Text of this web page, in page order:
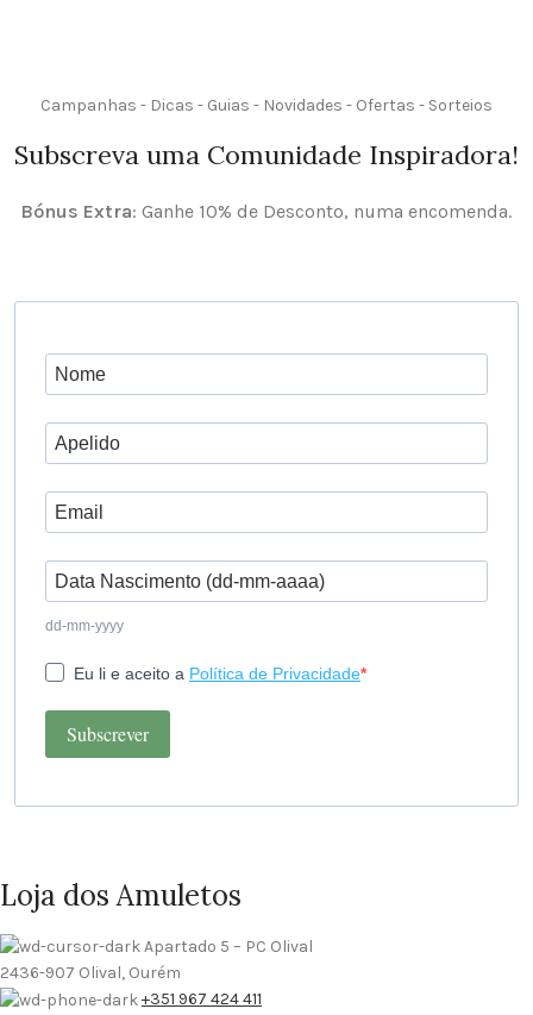
Campanhas - Dicas - Guias - Novidades - Ofertas - Sorteios
Subscreva uma Comunidade Inspiradora!
Bónus Extra: Ganhe 10% de Desconto, numa encomenda.
dd-mm-yyyy
Eu li e aceito a Política de Privacidade
Subscrever
Loja dos Amuletos
Apartado 5 – PC Olival
2436-907 Olival, Ourém
+351 967 424 411